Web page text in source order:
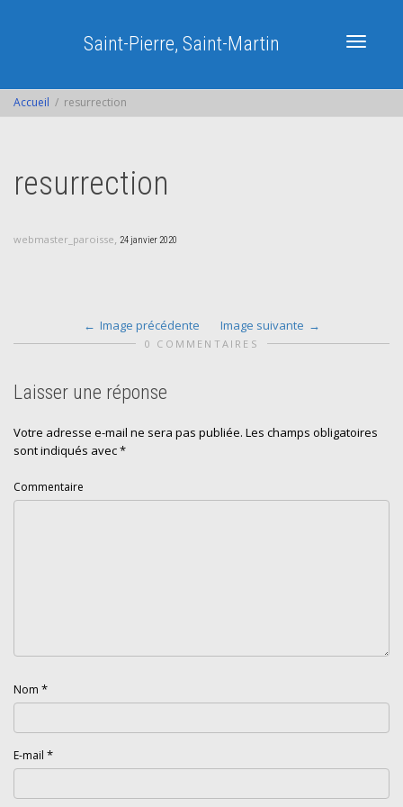
Saint-Pierre, Saint-Martin
Accueil resurrection
resurrection
webmaster_paroisse, 24 janvier 2020
Image précédente Image suivante
0 COMMENTAIRES
Laisser une réponse
Votre adresse e-mail ne sera pas publiée. Les champs obligatoires
sont indiqués avec*
Commentaire
Nom *
E-mail *